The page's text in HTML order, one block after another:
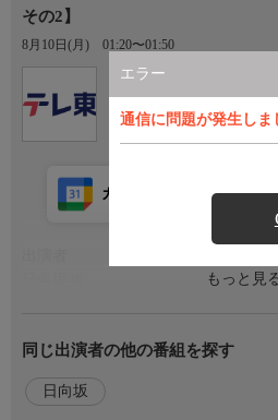
エラー
通信に問題が発生し
その2】
8月10日(月) 01:20〜01:50
Ch.7
テレ東
もっと見
カレンダー登録
日向坂４６のグループの特性「ハッ
いる人たちを笑顔に変えるハッピー
様々なことに挑戦し、苦難を乗り越
同じ出演者の他の番組を探す
日向坂